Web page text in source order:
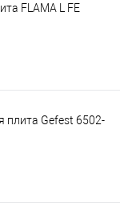
FLAMA L FE
плита Gefest 6502-